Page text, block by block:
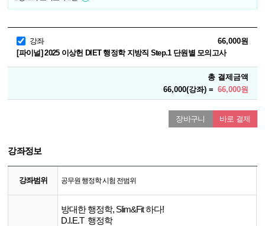
강좌
[파이널] 2025 이상헌 DIET 행정학 지방직 Step.1 단원별 모의고사
66,000원
총 결제금액
66,000(강좌) = 66,000원
장바구니 바로 결제
강좌정보
강좌범위 공무원 행정학 시험 전범위
방대한 행정학, Slim&Fit 하다!
D.I.E.T 행정학